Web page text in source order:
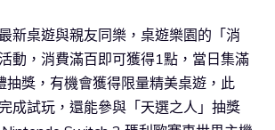
新桌遊與親友同樂，桌遊樂園的「消
動，消費滿百即可獲得1點，當日集滿
抽獎，有機會獲得限量精美桌遊，此
成試玩，還能參與「天選之人」抽獎